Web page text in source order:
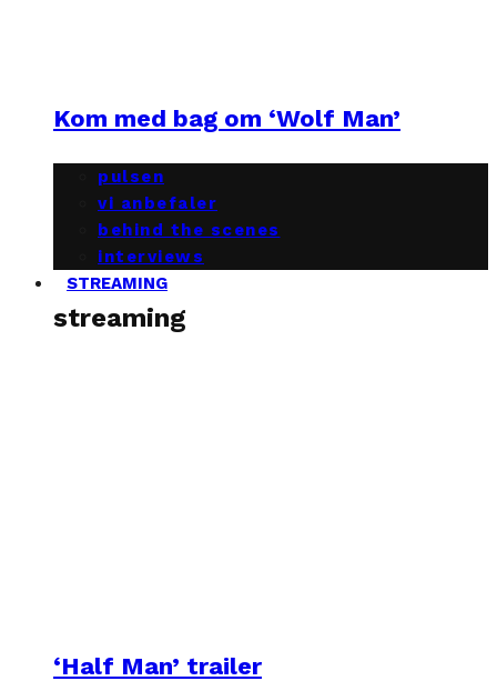
Kom med bag om ‘Wolf Man’
pulsen
vi anbefaler
behind the scenes
interviews
STREAMING
streaming
‘Half Man’ trailer